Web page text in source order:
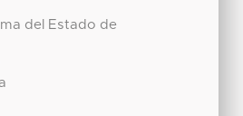
del Estado de